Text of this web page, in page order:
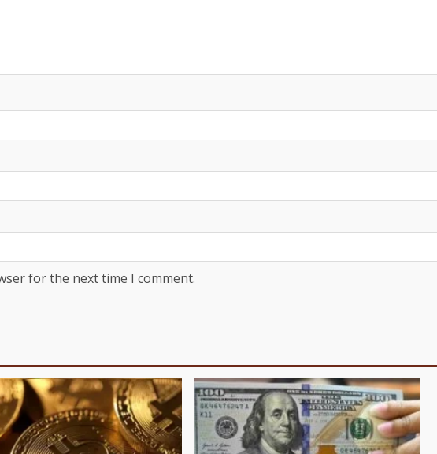
for the next time I comment.